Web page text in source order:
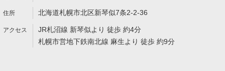
北海道札幌市北区新琴似7条2-2-36
JR札沼線 新琴似より 徒歩 約4分
札幌市営地下鉄南北線 麻生より 徒歩 約9分